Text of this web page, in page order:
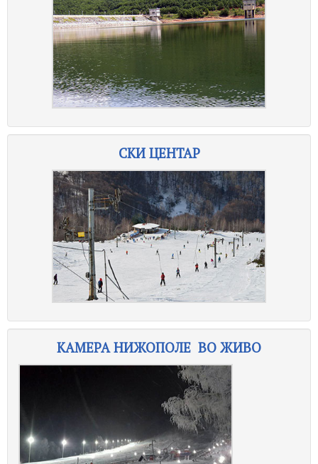
СКИ ЦЕНТАР
КАМЕРА НИЖОПОЛЕ ВО ЖИВО